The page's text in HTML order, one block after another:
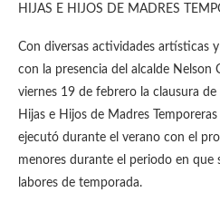
HIJAS E HIJOS DE MADRES
Con diversas actividades artísticas
con la presencia del alcalde Nelson
viernes 19 de febrero la clausura
Hijas e Hijos de Madres
ejecutó durante el verano con el
menores durante el periodo en que
labores de temporada.